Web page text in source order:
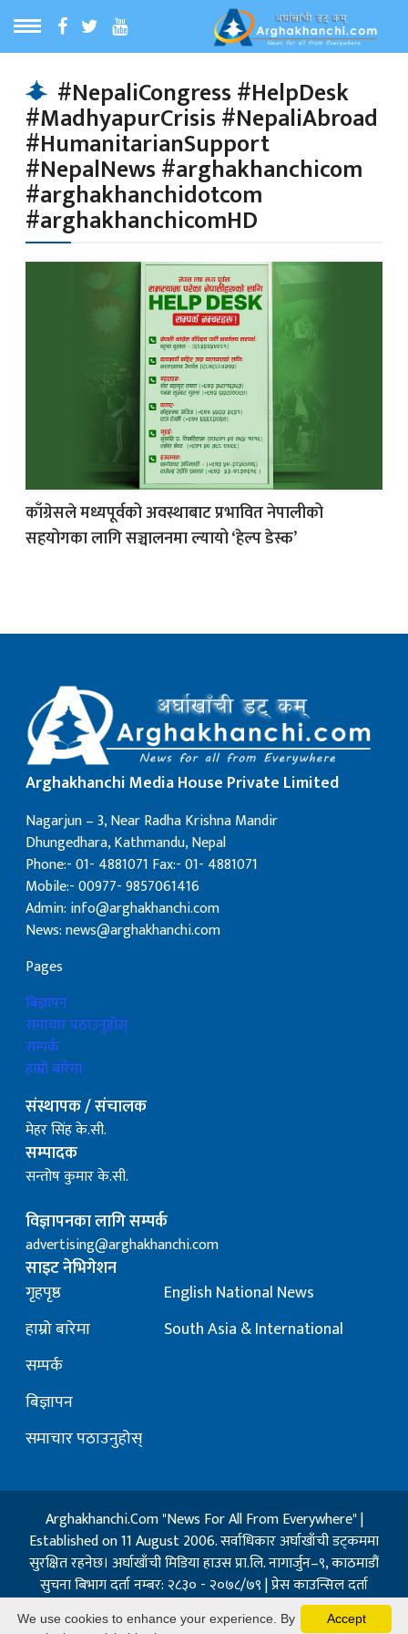
MENU
समाचार
समाचार
#NepaliCongress #HelpDesk
#MadhyapurCrisis #NepaliAbroad
#HumanitarianSupport
#NepalNews #arghakhanchicom
#arghakhanchidotcom
#arghakhanchicomHD
काँग्रेसले मध्यपूर्वको अवस्थाबाट प्रभावित नेपालीको
सहयोगका लागि सञ्चालनमा ल्यायो ‘हेल्प डेस्क’
Arghakhanchi Media House Private Limited
Nagarjun – 3, Near Radha Krishna Mandir
Dhungedhara, Kathmandu, Nepal
Phone:- 01- 4881071 Fax:- 01- 4881071
Mobile:- 00977- 9857061416
Admin: info@arghakhanchi.com
News: news@arghakhanchi.com
Pages
बिज्ञापन
समाचार पठाउनुहोस्
सम्पर्क
हाम्रो बारेमा
संस्थापक / संचालक
मेहर सिंह के.सी.
सम्पादक
सन्तोष कुमार के.सी.
विज्ञापनका लागि सम्पर्क
advertising@arghakhanchi.com
साइट नेभिगेशन
गृहपृष्ठ
हाम्रो बारेमा
सम्पर्क
बिज्ञापन
समाचार पठाउनुहोस्
English National News
South Asia & International
Arghakhanchi.Com "News For All From Everywhere" |
Established on 11 August 2006. सर्वाधिकार अर्घाखाँची डट्कममा
सुरक्षित रहनेछ। अर्घाखाँची मिडिया हाउस प्रा.लि. नागार्जुन–९, काठमाडौं
सुचना बिभाग दर्ता नम्बर: २८३० - २०७८/७९ | प्रेस काउन्सिल दर्ता
नम्बर: १३२ / २०७३-०४-२१ | जिप्रका सि- नम्बर: ७, दर्ता नम्बर
७-०६७-६८
Accept
We use cookies to enhance your experience. By